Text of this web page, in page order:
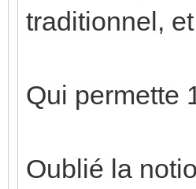
traditionnel,
Qui permette
Oublié la